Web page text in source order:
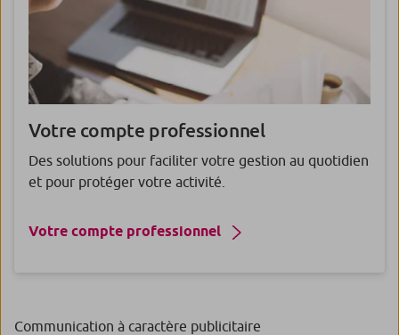
Votre compte professionnel
Des solutions pour faciliter votre gestion au quotidien
et pour protéger votre activité.
Votre compte professionnel
Communication à caractère publicitaire